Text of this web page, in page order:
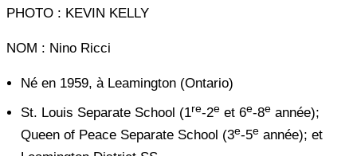
PHOTO : KEVIN KELLY
NOM : Nino Ricci
Né en 1959, à Leamington (Ontario)
St. Louis Separate School (1re-2e et 6e-8e année);
Queen of Peace Separate School (3e-5e année); et